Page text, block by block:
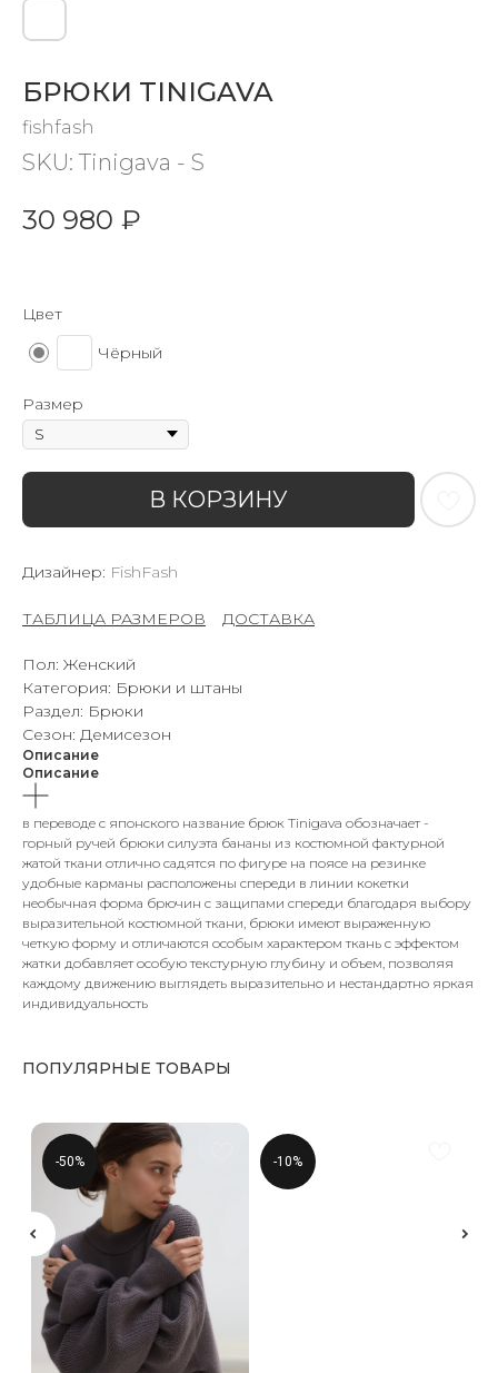
БРЮКИ TINIGAVA
fishfash
SKU: Tinigava - S
30 980 ₽
Цвет
Чёрный
Размер
В КОРЗИНУ
Дизайнер: FishFash
ТАБЛИЦА РАЗМЕРОВ ДОСТАВКА
Пол: Женский
Категория: Брюки и штаны
Раздел: Брюки
Сезон: Демисезон
Описание
Описание
в переводе с японского название брюк Tinigava обозначает -
горный ручей брюки силуэта бананы из костюмной фактурной
жатой ткани отлично садятся по фигуре на поясе на резинке
удобные карманы расположены спереди в линии кокетки
необычная форма брючин с защипами спереди благодаря выбору
выразительной костюмной ткани, брюки имеют выраженную
четкую форму и отличаются особым характером ткань с эффектом
жатки добавляет особую текстурную глубину и объем, позволяя
каждому движению выглядеть выразительно и нестандартно яркая
индивидуальность
ПОПУЛЯРНЫЕ ТОВАРЫ
-50% -10%